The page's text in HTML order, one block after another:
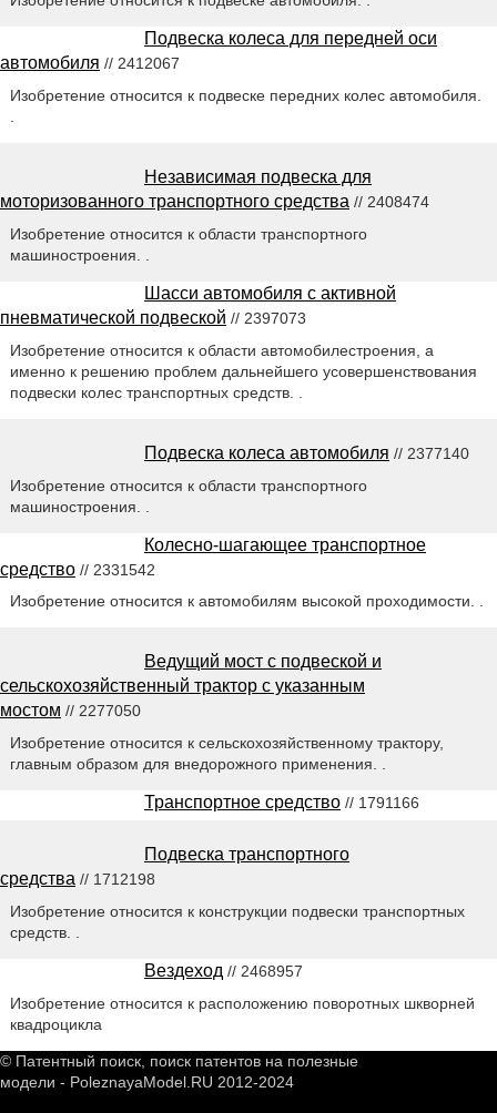
Подвеска колеса для передней оси
автомобиля // 2412067
Изобретение относится к подвеске передних колес автомобиля.
Независимая подвеска для
моторизованного транспортного средства // 2408474
Изобретение относится к области транспортного
машиностроения. .
Шасси автомобиля с активной
пневматической подвеской // 2397073
Изобретение относится к области автомобилестроения, а
именно к решению проблем дальнейшего усовершенствования
подвески колес транспортных средств. .
Подвеска колеса автомобиля // 2377140
Изобретение относится к области транспортного
машиностроения. .
Колесно-шагающее транспортное
средство // 2331542
Изобретение относится к автомобилям высокой проходимости. .
Ведущий мост с подвеской и
сельскохозяйственный трактор с указанным
мостом // 2277050
Изобретение относится к сельскохозяйственному трактору,
главным образом для внедорожного применения. .
Транспортное средство // 1791166
Подвеска транспортного
средства // 1712198
Изобретение относится к конструкции подвески транспортных
средств. .
Вездеход // 2468957
Изобретение относится к расположению поворотных шкворней
квадроцикла
© Патентный поиск, поиск патентов на полезные
модели - PoleznayaModel.RU 2012-2024